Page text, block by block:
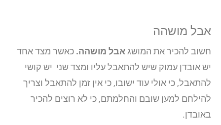
אבל מושהה
חשוב להכיר את המושגאבל מושהה. כאשר מצד אחד
יש אובדן עמוק שיש להתאבל עליו ומצד שני יש קושי
להתאבל, כי אולי עוד ישובו, כי אין זמן להתאבל וצריך
להילחם למען שובם והחלמתם, כי לא רוצים להכיר
באובדן.